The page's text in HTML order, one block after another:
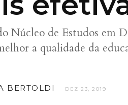
Núcleo de Estudos em
a qualidade da
BERTOLDI DEZ 23, 2019